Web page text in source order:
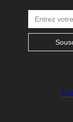
Entrez votre email…